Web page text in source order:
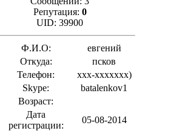
Репутация: 0
UID: 39900
Ф.И.О:
евгений
Откуда:
псков
Телефон:
xxx-xxxxxxx)
Skype:
batalenkov1
Возраст:
Дата
регистрации:
05-08-2014